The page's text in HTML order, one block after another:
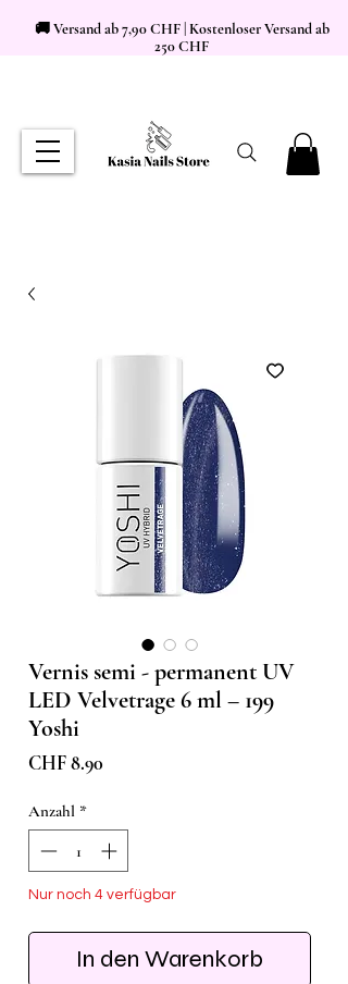
🚚 Versand ab 7,90 CHF | Kostenloser Versand ab
250 CHF
Vernis semi - permanent UV
LED Velvetrage 6 ml – 199
Yoshi
CHF 8.90
Anzahl *
Nur noch 4 verfügbar
In den Warenkorb